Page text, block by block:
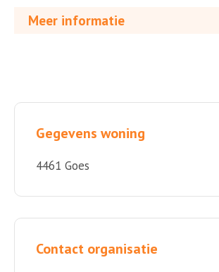
Meer informatie
Gegevens woning
4461 Goes
Contact organisatie